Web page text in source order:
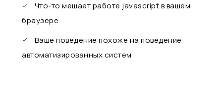
Что-то мешает работе javascript в вашем
браузере
Ваше поведение похоже на поведение
автоматизированных систем